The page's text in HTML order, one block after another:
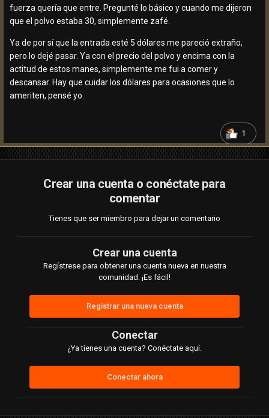
fuerza quería que entre. Pregunté lo básico y cuando me dijeron
que el polvo estaba 30, simplemente zafé.
Ya de por sí que la entrada esté 5 dólares me pareció extraño,
pero lo dejé pasar. Ya con el precio del polvo y encima con la
actitud de estos manes, simplemente me fui a comer y
descansar. Hay que cuidar los dólares para ocasiones que lo
ameriten, pensé yo.
1
Crear una cuenta o conéctate para
comentar
Tienes que ser miembro para dejar un comentario
Crear una cuenta
Regístrese para obtener una cuenta nueva en nuestra
comunidad. ¡Es fácil!
Registrar una nueva cuenta
Conectar
¿Ya tienes una cuenta? Conéctate aquí.
Conectar ahora